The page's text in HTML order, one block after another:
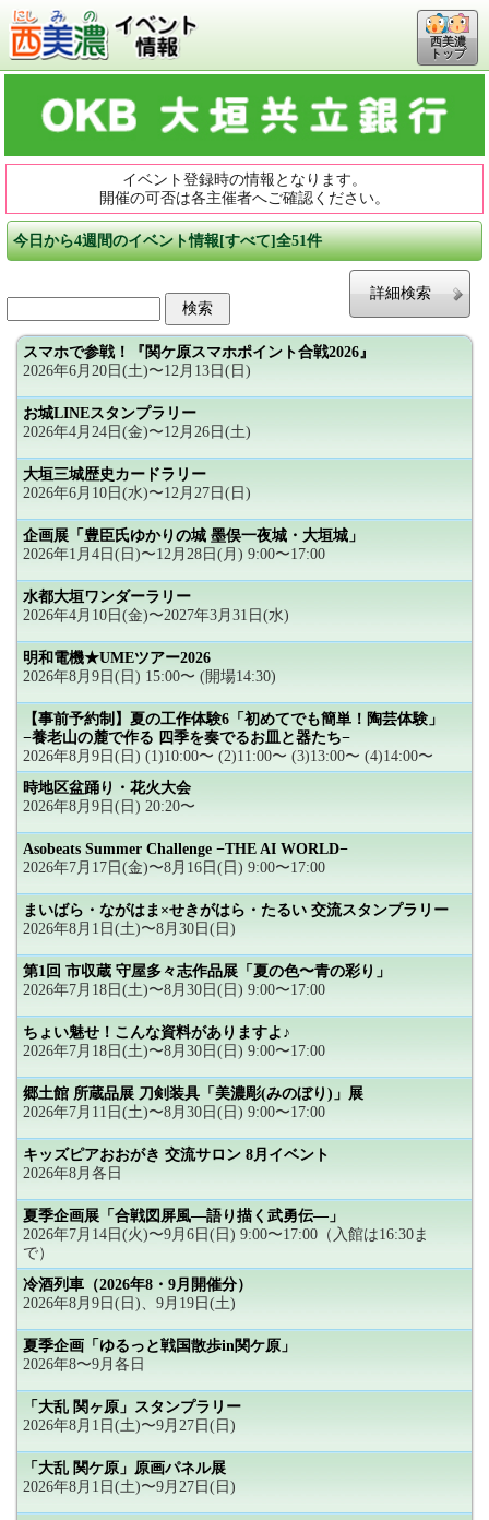
西美濃
トップ
イベント登録時の情報となります。
開催の可否は各主催者へご確認ください。
今日から4週間のイベント情報[すべて]全51件
詳細検索
スマホで参戦！『関ケ原スマホポイント合戦2026』
2026年6月20日(土)〜12月13日(日)
お城LINEスタンプラリー
2026年4月24日(金)〜12月26日(土)
大垣三城歴史カードラリー
2026年6月10日(水)〜12月27日(日)
企画展「豊臣氏ゆかりの城 墨俣一夜城・大垣城」
2026年1月4日(日)〜12月28日(月) 9:00〜17:00
水都大垣ワンダーラリー
2026年4月10日(金)〜2027年3月31日(水)
明和電機★UMEツアー2026
2026年8月9日(日) 15:00〜 (開場14:30)
【事前予約制】夏の工作体験6「初めてでも簡単！陶芸体験」
−養老山の麓で作る 四季を奏でるお皿と器たち−
2026年8月9日(日) (1)10:00〜 (2)11:00〜 (3)13:00〜 (4)14:00〜
時地区盆踊り・花火大会
2026年8月9日(日) 20:20〜
Asobeats Summer Challenge −THE AI WORLD−
2026年7月17日(金)〜8月16日(日) 9:00〜17:00
まいばら・ながはま×せきがはら・たるい 交流スタンプラリー
2026年8月1日(土)〜8月30日(日)
第1回 市収蔵 守屋多々志作品展「夏の色〜青の彩り」
2026年7月18日(土)〜8月30日(日) 9:00〜17:00
ちょい魅せ！こんな資料がありますよ♪
2026年7月18日(土)〜8月30日(日) 9:00〜17:00
郷土館 所蔵品展 刀剣装具「美濃彫(みのぼり)」展
2026年7月11日(土)〜8月30日(日) 9:00〜17:00
キッズピアおおがき 交流サロン 8月イベント
2026年8月各日
夏季企画展「合戦図屏風―語り描く武勇伝―」
2026年7月14日(火)〜9月6日(日) 9:00〜17:00（入館は16:30ま
で）
冷酒列車（2026年8・9月開催分）
2026年8月9日(日)、9月19日(土)
夏季企画「ゆるっと戦国散歩in関ケ原」
2026年8〜9月各日
「大乱 関ヶ原」スタンプラリー
2026年8月1日(土)〜9月27日(日)
「大乱 関ケ原」原画パネル展
2026年8月1日(土)〜9月27日(日)